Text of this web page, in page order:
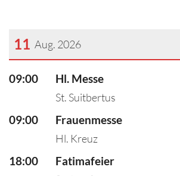
11 Aug. 2026
???msg.page.sr.date??? 11. August 2026
09:00 Hl. Messe
St. Suitbertus
09:00 Frauenmesse
Hl. Kreuz
18:00 Fatimafeier